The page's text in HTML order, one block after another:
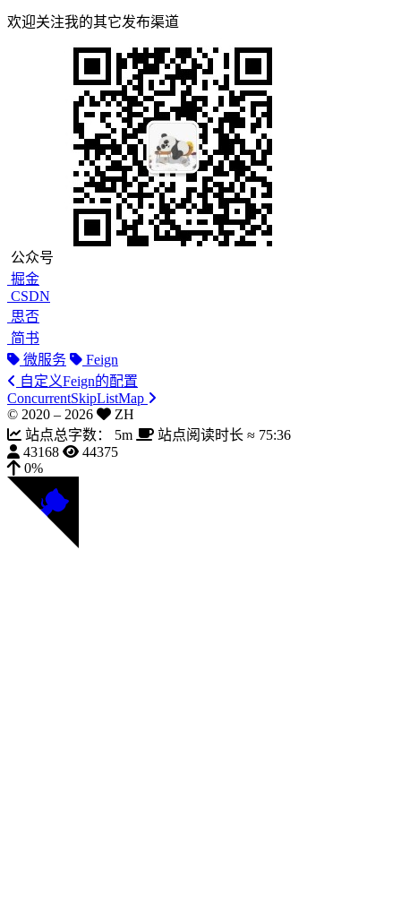
欢迎关注我的其它发布渠道
公众号
掘金
CSDN
思否
简书
微服务
Feign
自定义Feign的配置
ConcurrentSkipListMap
© 2020 – 2026
ZH
站点总字数：
5m 站点阅读时长 ≈ 75:36
43168
44375
0%